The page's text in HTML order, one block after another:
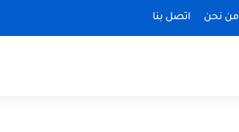
من نحن اتصل بنا